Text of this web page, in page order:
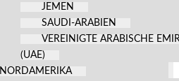
JEMEN
SAUDI-ARABIEN
VEREINIGTE ARABISCHE
(UAE)
NORDAMERIKA